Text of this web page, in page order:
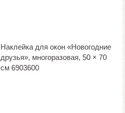
Наклейка для окон «Новогодние
друзья», многоразовая, 50 × 70
см 6903600